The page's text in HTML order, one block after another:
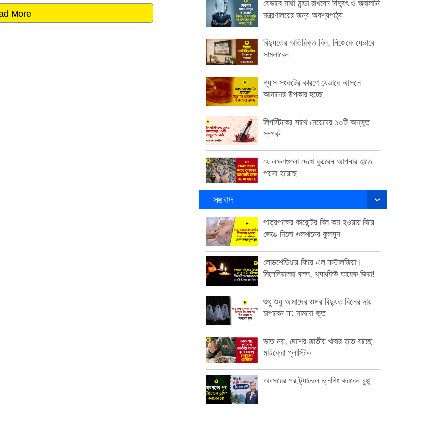
More
যেভাবে মাথা ঠান্ডা রাখবেন বিদ্যুৎ ও জ্বালানি
মন্ত্রণালয়ের জন্য অবশ্যপাঠ্য
বিদ্যুতের অতিরিক্ত বিল, নিজেকে যেভাবে
সামলাবেন
গ্যাস সংকটের কারণে যেভাবে আসলে
আমাদের উপকার হচ্ছে
লিপস্টিকের সাথে মেয়েদের ১০টি অদ্ভুত
সম্পর্ক
যে লক্ষণগুলো দেখে বুঝবেন আপনার হাতে
পয়সা হয়েছে
সঙবাদ
পাত্রপক্ষের কারেন্টের বিল কম হওয়ায় বিয়ে
ভেঙে দিলো গুলশানের কুলসুম
লোডশেডিংয়ে ফিরে এল নস্টালজিয়া।
মিলেনিয়ালরা বলল, থ্যাংকিউ তারেক জিয়া!
শুধু শুধু আমাদের ওপর বিদ্যুত বিলের দায়
চাপাবেন না: মামদো ভূত
ভাত নয়, দেশের জাতীয় খাবার হতে যাচ্ছে
মাইক্রো প্লাস্টিক
অবসরের পর ট্র্যাভেল ভ্লগিং করবেন চুপ্পু